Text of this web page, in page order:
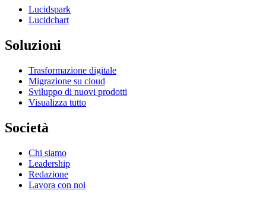
Lucidspark
Lucidchart
Soluzioni
Trasformazione digitale
Migrazione su cloud
Sviluppo di nuovi prodotti
Visualizza tutto
Società
Chi siamo
Leadership
Redazione
Lavora con noi